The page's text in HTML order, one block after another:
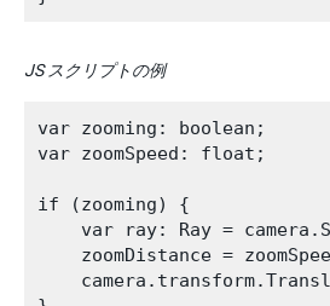
JS スクリプトの例
var zooming: boolean;
var zoomSpeed: float;
if (zooming) {
var ray: Ray =
zoomDistance =